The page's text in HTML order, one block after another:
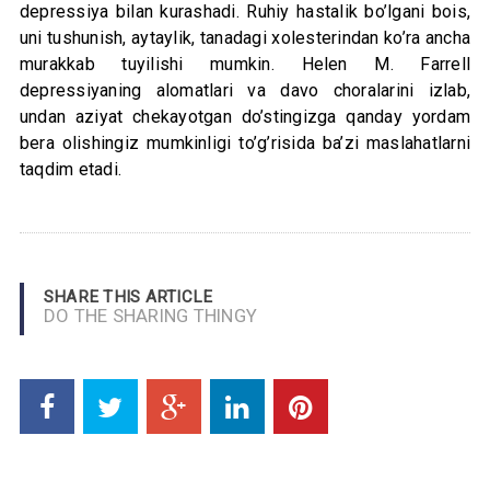
depressiya bilan kurashadi. Ruhiy hastalik bo’lgani bois,
uni tushunish, aytaylik, tanadagi xolesterindan ko’ra ancha
murakkab tuyilishi mumkin. Helen M. Farrell
depressiyaning alomatlari va davo choralarini izlab,
undan aziyat chekayotgan do’stingizga qanday yordam
bera olishingiz mumkinligi to’g’risida ba’zi maslahatlarni
taqdim etadi.
SHARE THIS ARTICLE
DO THE SHARING THINGY